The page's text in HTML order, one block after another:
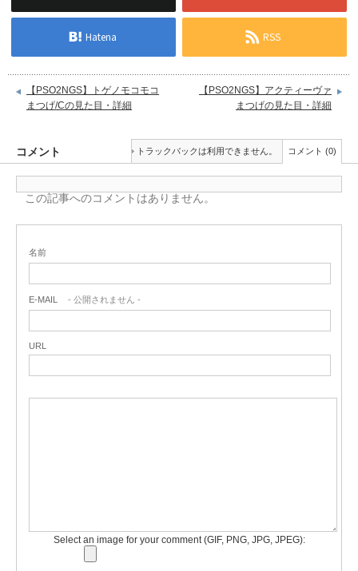
Hatena RSS
【PSO2NGS】トゲノモコモコ
まつげ/Cの見た目・詳細
【PSO2NGS】アクティーヴァ
まつげの見た目・詳細
コメント トラックバックは利用できません。 コメント (0)
この記事へのコメントはありません。
名前
E-MAIL - 公開されません -
URL
Select an image for your comment (GIF, PNG, JPG, JPEG):